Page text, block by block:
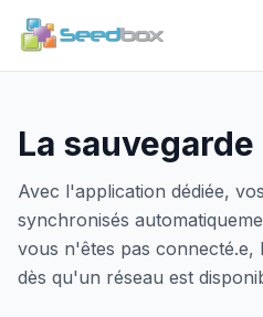
La
Avec l'application dédiée,
synchronisés
vous n'êtes pas connecté.e,
dès qu'un réseau est